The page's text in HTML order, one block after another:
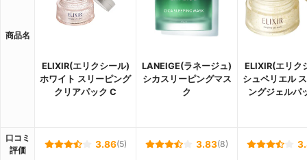
商品名
ELIXIR(エリクシール)
ホワイト スリーピング
クリアパック C
LANEIGE(ラネージュ)
シカスリーピングマス
ク
ELIXIR(エリク
シュペリエル
ングジェルパ
口コミ
評価
3.86(5) 3.83(8)